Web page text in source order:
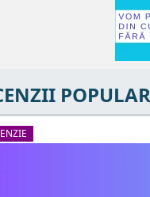
pentru
prețurile
ci și
care au nevoie
PC-uri, servere,
bugetul